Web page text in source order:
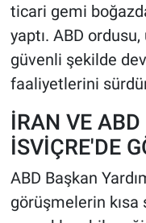
ticari gemi
yaptı. ABD
güvenli şekilde
faaliyetlerini
İRAN VE ABD
İSVİÇRE'DE
ABD Başkan
görüşmelerin